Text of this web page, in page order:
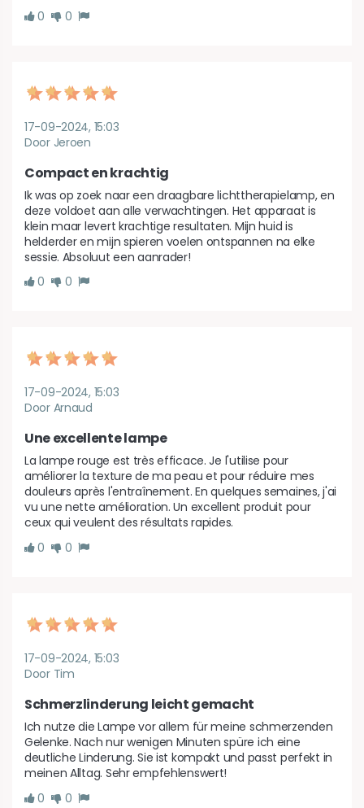
0
0
17-09-2024, 15:03
Door Jeroen
Compact en krachtig
Ik was op zoek naar een draagbare lichttherapielamp, en
deze voldoet aan alle verwachtingen. Het apparaat is
klein maar levert krachtige resultaten. Mijn huid is
helderder en mijn spieren voelen ontspannen na elke
sessie. Absoluut een aanrader!
0
0
17-09-2024, 15:03
Door Arnaud
Une excellente lampe
La lampe rouge est très efficace. Je l'utilise pour
améliorer la texture de ma peau et pour réduire mes
douleurs après l'entraînement. En quelques semaines, j'ai
vu une nette amélioration. Un excellent produit pour
ceux qui veulent des résultats rapides.
0
0
17-09-2024, 15:03
Door Tim
Schmerzlinderung leicht gemacht
Ich nutze die Lampe vor allem für meine schmerzenden
Gelenke. Nach nur wenigen Minuten spüre ich eine
deutliche Linderung. Sie ist kompakt und passt perfekt in
meinen Alltag. Sehr empfehlenswert!
0
0